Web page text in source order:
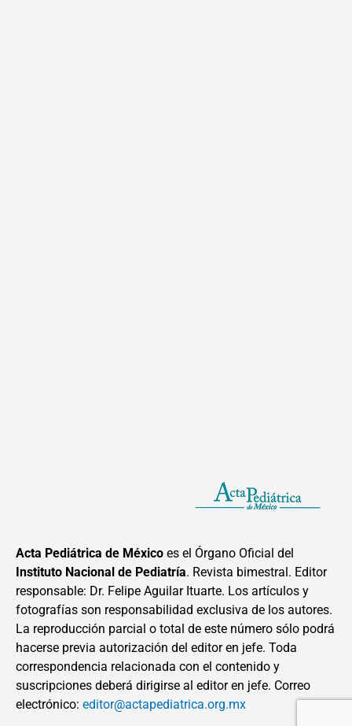
Acta Pediátrica de México es el Órgano Oficial del
Instituto Nacional de Pediatría. Revista bimestral. Editor
responsable: Dr. Felipe Aguilar Ituarte. Los artículos y
fotografías son responsabilidad exclusiva de los autores.
La reproducción parcial o total de este número sólo podrá
hacerse previa autorización del editor en jefe. Toda
correspondencia relacionada con el contenido y
suscripciones deberá dirigirse al editor en jefe. Correo
electrónico: editor@actapediatrica.org.mx